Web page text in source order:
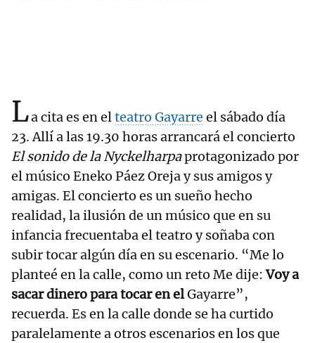
La cita es en elteatro Gayarre el sábado día
23. Allí a las 19.30 horas arrancará el concierto
El sonido de la Nyckelharpaprotagonizado por
el músico Eneko Páez Oreja y sus amigos y
amigas. El concierto es un sueño hecho
realidad, la ilusión de un músico que en su
infancia frecuentaba el teatro y soñaba con
subir tocar algún día en su escenario. “Me lo
planteé en la calle, como un reto Me dije:Voy a
sacar dinero para tocar en elGayarre”,
recuerda. Es en la calle donde se ha curtido
paralelamente a otros escenarios en los que